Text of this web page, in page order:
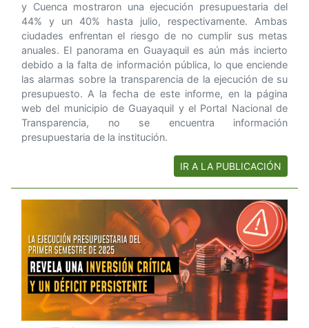
y Cuenca mostraron una ejecución presupuestaria del
44% y un 40% hasta julio, respectivamente. Ambas
ciudades enfrentan el riesgo de no cumplir sus metas
anuales. El panorama en Guayaquil es aún más incierto
debido a la falta de información pública, lo que enciende
las alarmas sobre la transparencia de la ejecución de su
presupuesto. A la fecha de este informe, en la página
web del municipio de Guayaquil y el Portal Nacional de
Transparencia, no se encuentra información
presupuestaria de la institución.
IR A LA PUBLICACIÓN